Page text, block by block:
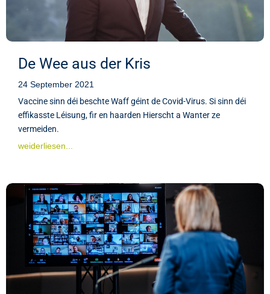
De Wee aus der Kris
24 September 2021
Vaccine sinn déi beschte Waff géint de Covid-Virus. Si sinn déi
effikasste Léisung, fir en haarden Hierscht a Wanter ze
vermeiden.
weiderliesen...